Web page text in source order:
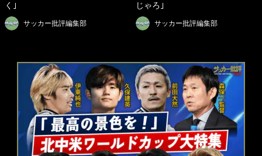
く｣
サッカー批評編集部
じゃろ｣
サッカー批評編集部